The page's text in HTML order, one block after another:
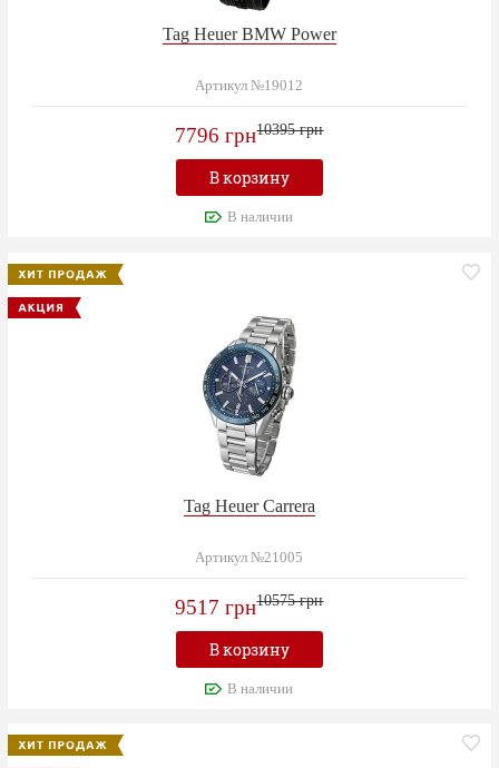
Tag Heuer BMW Power
Артикул №19012
7796 грн10395 грн
В корзину
В наличии
Tag Heuer Carrera
Артикул №21005
9517 грн10575 грн
В корзину
В наличии